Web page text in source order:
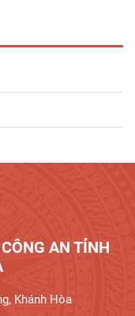
AN TỈNH
Khánh Hòa